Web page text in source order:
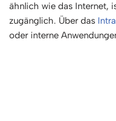
ähnlich wie das Internet,
zugänglich. Über das
oder interne